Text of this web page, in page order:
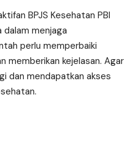
BPJS Kesehatan PBI
menjaga
perlu memperbaiki
memberikan kejelasan. Agar
dan mendapatkan akses